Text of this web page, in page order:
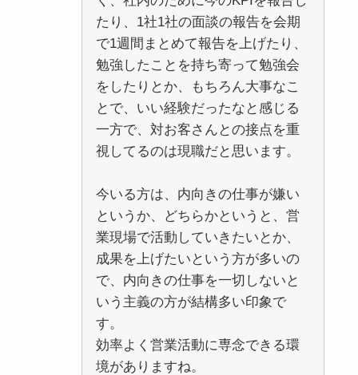
たり、1社1社の面談の報告を会期
で1週間まとめて報告を上げたり、
勉強したことを持ち寄って勉強会
をしたりとか、もちろん大事なこ
とで、いい経験だったなと感じる
一方で、対お客さんとの接点を重
視してるのは現職だと思います。
今いる方は、内向きの仕事が嫌い
というか、どちらかというと、営
業現場で活動していきたいとか、
成果を上げたいという方が多いの
で、内向きの仕事を一切しないと
いう主義の方が結構多い印象で
す。
効率よく営業活動に専念できる環
境がありますね。